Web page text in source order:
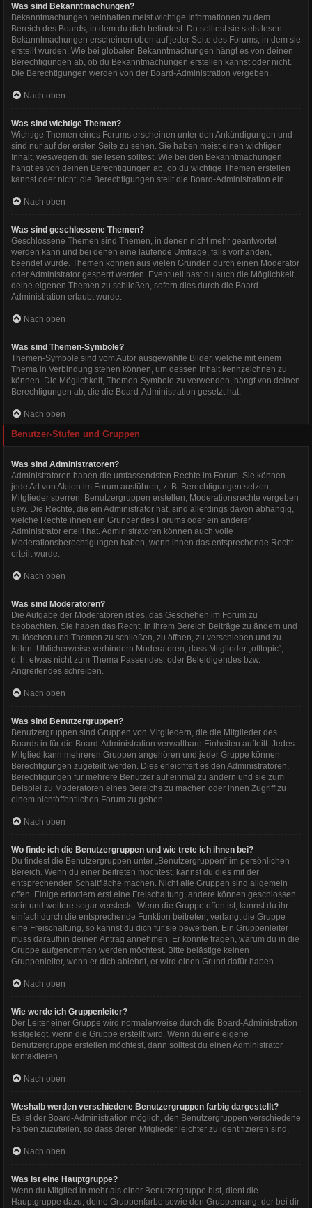
Was sind Bekanntmachungen?
Bekanntmachungen beinhalten meist wichtige Informationen zu dem
Bereich des Boards, in dem du dich befindest. Du solltest sie stets lesen.
Bekanntmachungen erscheinen oben auf jeder Seite des Forums, in dem sie
erstellt wurden. Wie bei globalen Bekanntmachungen hängt es von deinen
Berechtigungen ab, ob du Bekanntmachungen erstellen kannst oder nicht.
Die Berechtigungen werden von der Board-Administration vergeben.
Nach oben
Was sind wichtige Themen?
Wichtige Themen eines Forums erscheinen unter den Ankündigungen und
sind nur auf der ersten Seite zu sehen. Sie haben meist einen wichtigen
Inhalt, weswegen du sie lesen solltest. Wie bei den Bekanntmachungen
hängt es von deinen Berechtigungen ab, ob du wichtige Themen erstellen
kannst oder nicht; die Berechtigungen stellt die Board-Administration ein.
Nach oben
Was sind geschlossene Themen?
Geschlossene Themen sind Themen, in denen nicht mehr geantwortet
werden kann und bei denen eine laufende Umfrage, falls vorhanden,
beendet wurde. Themen können aus vielen Gründen durch einen Moderator
oder Administrator gesperrt werden. Eventuell hast du auch die Möglichkeit,
deine eigenen Themen zu schließen, sofern dies durch die Board-
Administration erlaubt wurde.
Nach oben
Was sind Themen-Symbole?
Themen-Symbole sind vom Autor ausgewählte Bilder, welche mit einem
Thema in Verbindung stehen können, um dessen Inhalt kennzeichnen zu
können. Die Möglichkeit, Themen-Symbole zu verwenden, hängt von deinen
Berechtigungen ab, die die Board-Administration gesetzt hat.
Nach oben
Benutzer-Stufen und Gruppen
Was sind Administratoren?
Administratoren haben die umfassendsten Rechte im Forum. Sie können
jede Art von Aktion im Forum ausführen; z. B. Berechtigungen setzen,
Mitglieder sperren, Benutzergruppen erstellen, Moderationsrechte vergeben
usw. Die Rechte, die ein Administrator hat, sind allerdings davon abhängig,
welche Rechte ihnen ein Gründer des Forums oder ein anderer
Administrator erteilt hat. Administratoren können auch volle
Moderationsberechtigungen haben, wenn ihnen das entsprechende Recht
erteilt wurde.
Nach oben
Was sind Moderatoren?
Die Aufgabe der Moderatoren ist es, das Geschehen im Forum zu
beobachten. Sie haben das Recht, in ihrem Bereich Beiträge zu ändern und
zu löschen und Themen zu schließen, zu öffnen, zu verschieben und zu
teilen. Üblicherweise verhindern Moderatoren, dass Mitglieder „offtopic“,
d. h. etwas nicht zum Thema Passendes, oder Beleidigendes bzw.
Angreifendes schreiben.
Nach oben
Was sind Benutzergruppen?
Benutzergruppen sind Gruppen von Mitgliedern, die die Mitglieder des
Boards in für die Board-Administration verwaltbare Einheiten aufteilt. Jedes
Mitglied kann mehreren Gruppen angehören und jeder Gruppe können
Berechtigungen zugeteilt werden. Dies erleichtert es den Administratoren,
Berechtigungen für mehrere Benutzer auf einmal zu ändern und sie zum
Beispiel zu Moderatoren eines Bereichs zu machen oder ihnen Zugriff zu
einem nichtöffentlichen Forum zu geben.
Nach oben
Wo finde ich die Benutzergruppen und wie trete ich ihnen bei?
Du findest die Benutzergruppen unter „Benutzergruppen“ im persönlichen
Bereich. Wenn du einer beitreten möchtest, kannst du dies mit der
entsprechenden Schaltfläche machen. Nicht alle Gruppen sind allgemein
offen. Einige erfordern erst eine Freischaltung, andere können geschlossen
sein und weitere sogar versteckt. Wenn die Gruppe offen ist, kannst du ihr
einfach durch die entsprechende Funktion beitreten; verlangt die Gruppe
eine Freischaltung, so kannst du dich für sie bewerben. Ein Gruppenleiter
muss daraufhin deinen Antrag annehmen. Er könnte fragen, warum du in die
Gruppe aufgenommen werden möchtest. Bitte belästige keinen
Gruppenleiter, wenn er dich ablehnt, er wird einen Grund dafür haben.
Nach oben
Wie werde ich Gruppenleiter?
Der Leiter einer Gruppe wird normalerweise durch die Board-Administration
festgelegt, wenn die Gruppe erstellt wird. Wenn du eine eigene
Benutzergruppe erstellen möchtest, dann solltest du einen Administrator
kontaktieren.
Nach oben
Weshalb werden verschiedene Benutzergruppen farbig dargestellt?
Es ist der Board-Administration möglich, den Benutzergruppen verschiedene
Farben zuzuteilen, so dass deren Mitglieder leichter zu identifizieren sind.
Nach oben
Was ist eine Hauptgruppe?
Wenn du Mitglied in mehr als einer Benutzergruppe bist, dient die
Hauptgruppe dazu, deine Gruppenfarbe sowie den Gruppenrang, der bei dir